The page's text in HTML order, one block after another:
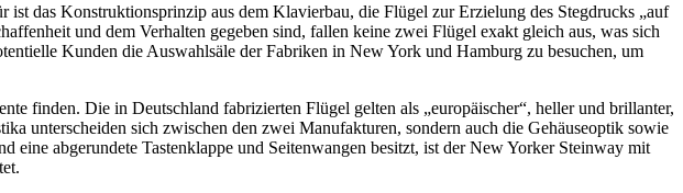
das Konstruktionsprinzip aus dem Klavierbau, die Flügel zur Erzielung des Stegdrucks „auf
und dem Verhalten gegeben sind, fallen keine zwei Flügel exakt gleich aus, was sich
Kunden die Auswahlsäle der Fabriken in New York und Hamburg zu besuchen, um
finden. Die in Deutschland fabrizierten Flügel gelten als „europäischer“, heller und brillanter,
unterscheiden sich zwischen den zwei Manufakturen, sondern auch die Gehäuseoptik sowie
abgerundete Tastenklappe und Seitenwangen besitzt, ist der New Yorker Steinway mit